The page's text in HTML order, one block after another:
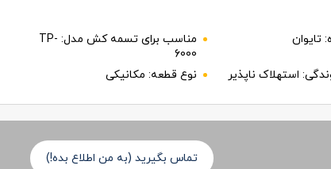
تایوان مناسب برای تسمه کش مدل: TP-
6000
استهلاک ناپذیر نوع قطعه: مکانیکی
تماس بگیرید (به من اطلاع بده!)